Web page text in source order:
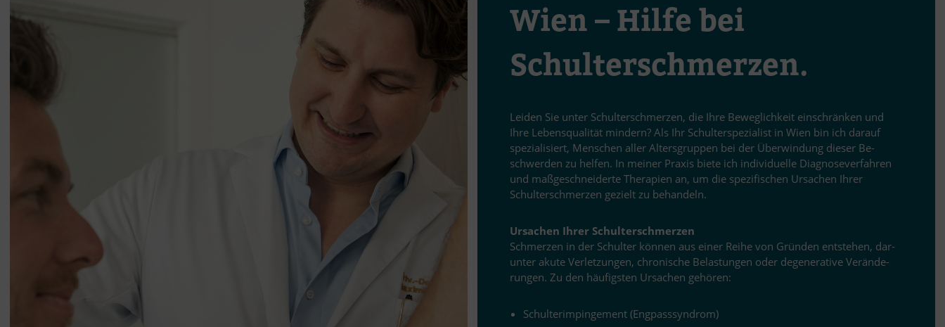
Wien – Hilfe bei
Schulterschmerzen.
Lei­den Sie un­ter Schulter­schmerzen, die Ihre Be­weg­lich­keit ein­schrän­ken und
Ihre Le­bens­qua­li­tät min­dern? Als Ihr Schulter­spezialist in Wien bin ich dar­auf
spe­zia­li­siert, Men­schen al­ler Al­ters­grup­pen bei der Über­win­dung die­ser Be­
schwer­den zu hel­fen. In mei­ner Pra­xis biete ich in­di­vi­du­elle Dia­gno­se­ver­fah­ren
und maß­ge­schnei­derte The­ra­pien an, um die spe­zi­fi­schen Ur­sa­chen Ih­rer
Schulter­schmerzen ge­zielt zu behandeln.
Ur­sa­chen Ih­rer Schulterschmerzen
Schmer­zen in der Schul­ter kön­nen aus ei­ner Reihe von Grün­den ent­ste­hen, dar­
un­ter akute Ver­let­zun­gen, chro­ni­sche Be­las­tun­gen oder de­ge­ne­ra­tive Ver­än­de­
run­gen. Zu den häu­figs­ten Ur­sa­chen gehören:
Schul­ter­im­pinge­ment (Eng­pass­syn­drom)